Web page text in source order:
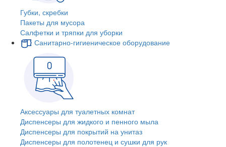
Губки, скребки
Пакеты для мусора
Салфетки и тряпки для уборки
Санитарно-гигиеническое оборудование
Аксессуары для туалетных комнат
Диспенсеры для жидкого и пенного мыла
Диспенсеры для покрытий на унитаз
Диспенсеры для полотенец и сушки для рук